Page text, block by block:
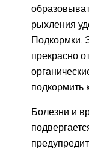
рыхления
Подкормки.
прекрасно
подкормить
Болезни и